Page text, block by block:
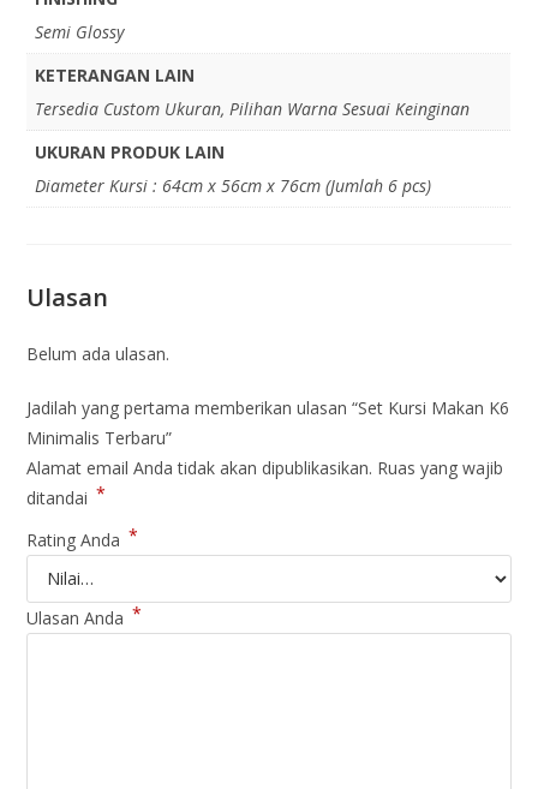
Semi Glossy
KETERANGAN LAIN
Tersedia Custom Ukuran, Pilihan Warna Sesuai Keinginan
UKURAN PRODUK LAIN
Diameter Kursi : 64cm x 56cm x 76cm (Jumlah 6 pcs)
Ulasan
Belum ada ulasan.
Jadilah yang pertama memberikan ulasan “Set Kursi Makan K6
Minimalis Terbaru”
Alamat email Anda tidak akan dipublikasikan. Ruas yang wajib
ditandai *
Rating Anda *
Ulasan Anda *